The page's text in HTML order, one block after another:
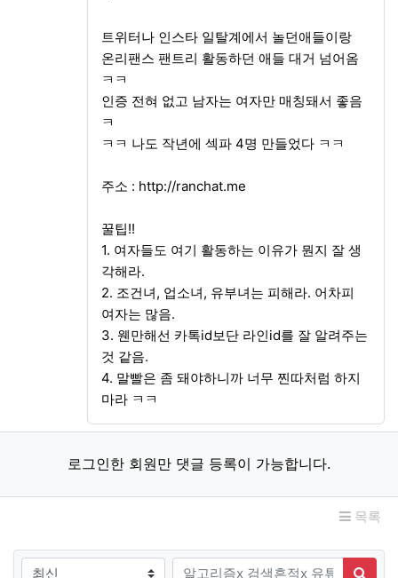
트위터나 인스타 일탈계에서 놀던애들이랑
온리팬스 팬트리 활동하던 애들 대거 넘어옴
ㅋㅋ
인증 전혀 없고 남자는 여자만 매칭돼서 좋음
ㅋ
ㅋㅋ 나도 작년에 섹파 4명 만들었다 ㅋㅋ
주소 : http://ranchat.me
꿀팁!!
1. 여자들도 여기 활동하는 이유가 뭔지 잘 생
각해라.
2. 조건녀, 업소녀, 유부녀는 피해라. 어차피
여자는 많음.
3. 웬만해선 카톡id보단 라인id를 잘 알려주는
것 같음.
4. 말빨은 좀 돼야하니까 너무 찐따처럼 하지
마라 ㅋㅋ
로그인한 회원만 댓글 등록이 가능합니다.
목록
검색조건 검색어